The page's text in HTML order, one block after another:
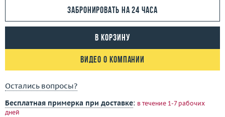
Забронировать на 24 часа
В корзину
Видео о компании
Остались вопросы?
Бесплатная примерка при доставке: в течение 1-7 рабочих
дней